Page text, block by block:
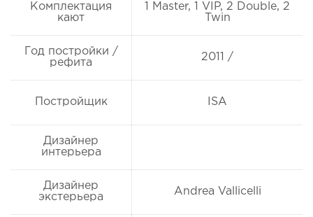
Комплектация
кают
1 Master, 1 VIP, 2 Double, 2
Twin
Год постройки /
рефита
2011 /
Постройщик ISA
Дизайнер
интерьера
Дизайнер
экстерьера
Andrea Vallicelli